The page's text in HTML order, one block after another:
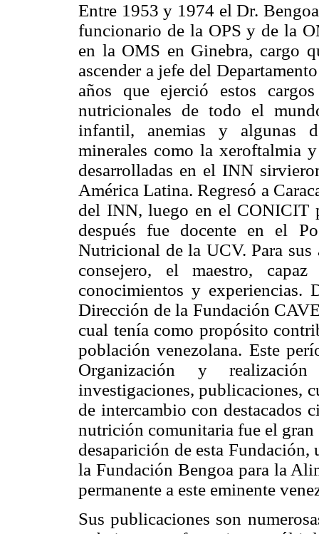
Entre 1953 y 1974 el Dr.
funcionario de la OPS y de la
en la OMS en Ginebra, cargo
ascender a jefe del
años que ejerció estos
nutricionales de todo el
infantil, anemias y algunas
minerales como la xeroftalmia
desarrolladas en el INN
América Latina. Regresó a
del INN, luego en el CONICIT
después fue docente en el
Nutricional de la UCV. Para
consejero, el maestro,
conocimientos y experiencias.
Dirección de la Fundación
cual tenía como propósito
población venezolana. Este
Organización y
investigaciones, publicaciones,
de intercambio con destacados
nutrición comunitaria fue el gran
desaparición de esta
la Fundación Bengoa para la
permanente a este eminente
Sus publicaciones son